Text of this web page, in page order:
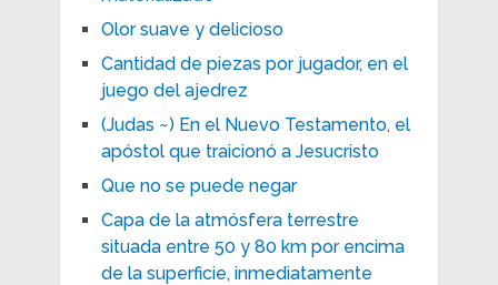
Olor suave y delicioso
Cantidad de piezas por jugador, en el
juego del ajedrez
(Judas ~) En el Nuevo Testamento, el
apóstol que traicionó a Jesucristo
Que no se puede negar
Capa de la atmósfera terrestre
situada entre 50 y 80 km por encima
de la superficie, inmediatamente